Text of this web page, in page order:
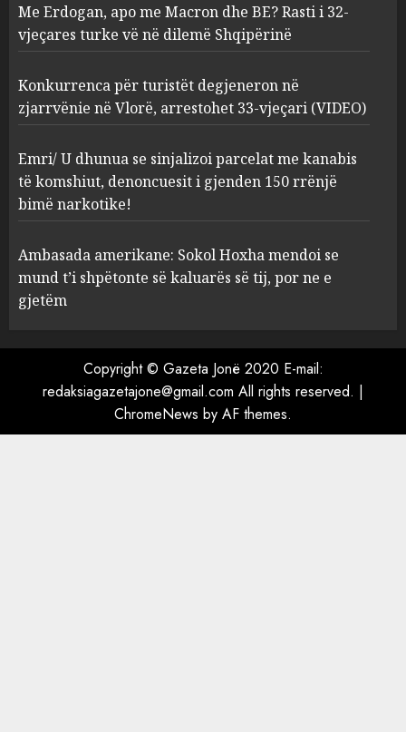
3
Konkurrenca për turistët
degjeneron në zjarrvënie në
Vlorë, arrestohet 33-vjeçari
(VIDEO)
AUGUST 7, 2026
Emri/ U dhunua se sinjalizoi
parcelat me kanabis të
komshiut, denoncuesit i
gjenden 150 rrënjë bimë
AUGUST 7, 2026
AUGUST 7, 2026
Me Erdogan, apo me Macron dhe BE? Rasti i 32-
vjeçares turke vë në dilemë Shqipërinë
Konkurrenca për turistët degjeneron në
zjarrvënie në Vlorë, arrestohet 33-vjeçari (VIDEO)
Emri/ U dhunua se sinjalizoi parcelat me kanabis
të komshiut, denoncuesit i gjenden 150 rrënjë
bimë narkotike!
Ambasada amerikane: Sokol Hoxha mendoi se
mund t’i shpëtonte së kaluarës së tij, por ne e
gjetëm
Copyright © Gazeta Jonë 2020 E-mail:
redaksiagazetajone@gmail.com All rights reserved. |
ChromeNews by AF themes.